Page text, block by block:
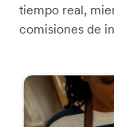
tiempo real,
comisiones de